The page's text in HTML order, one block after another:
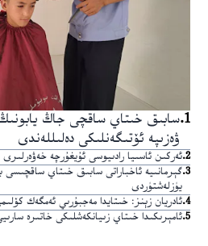
1
.سابىق خىتاي ساقچى جاڭ
ۋەزىپە ئۆتىگەنلىكى دەلىللەندى
2
.ئەركىن ئاسىيا رادىيوسى ئۇيغۇرچە خەۋەرلىرى (2026-يىل 31-
3
.گېرمانىيە ئاخباراتى سابىق خىتاي ساقچىسى
يۈزلەشتۈردى
4
.ئادريان زېنز: خىتايدا مەجبۇرىي ئەمگەك
5
.ئامېرىكىدا خىتاي زىيانكەشلىكى خاتىرە